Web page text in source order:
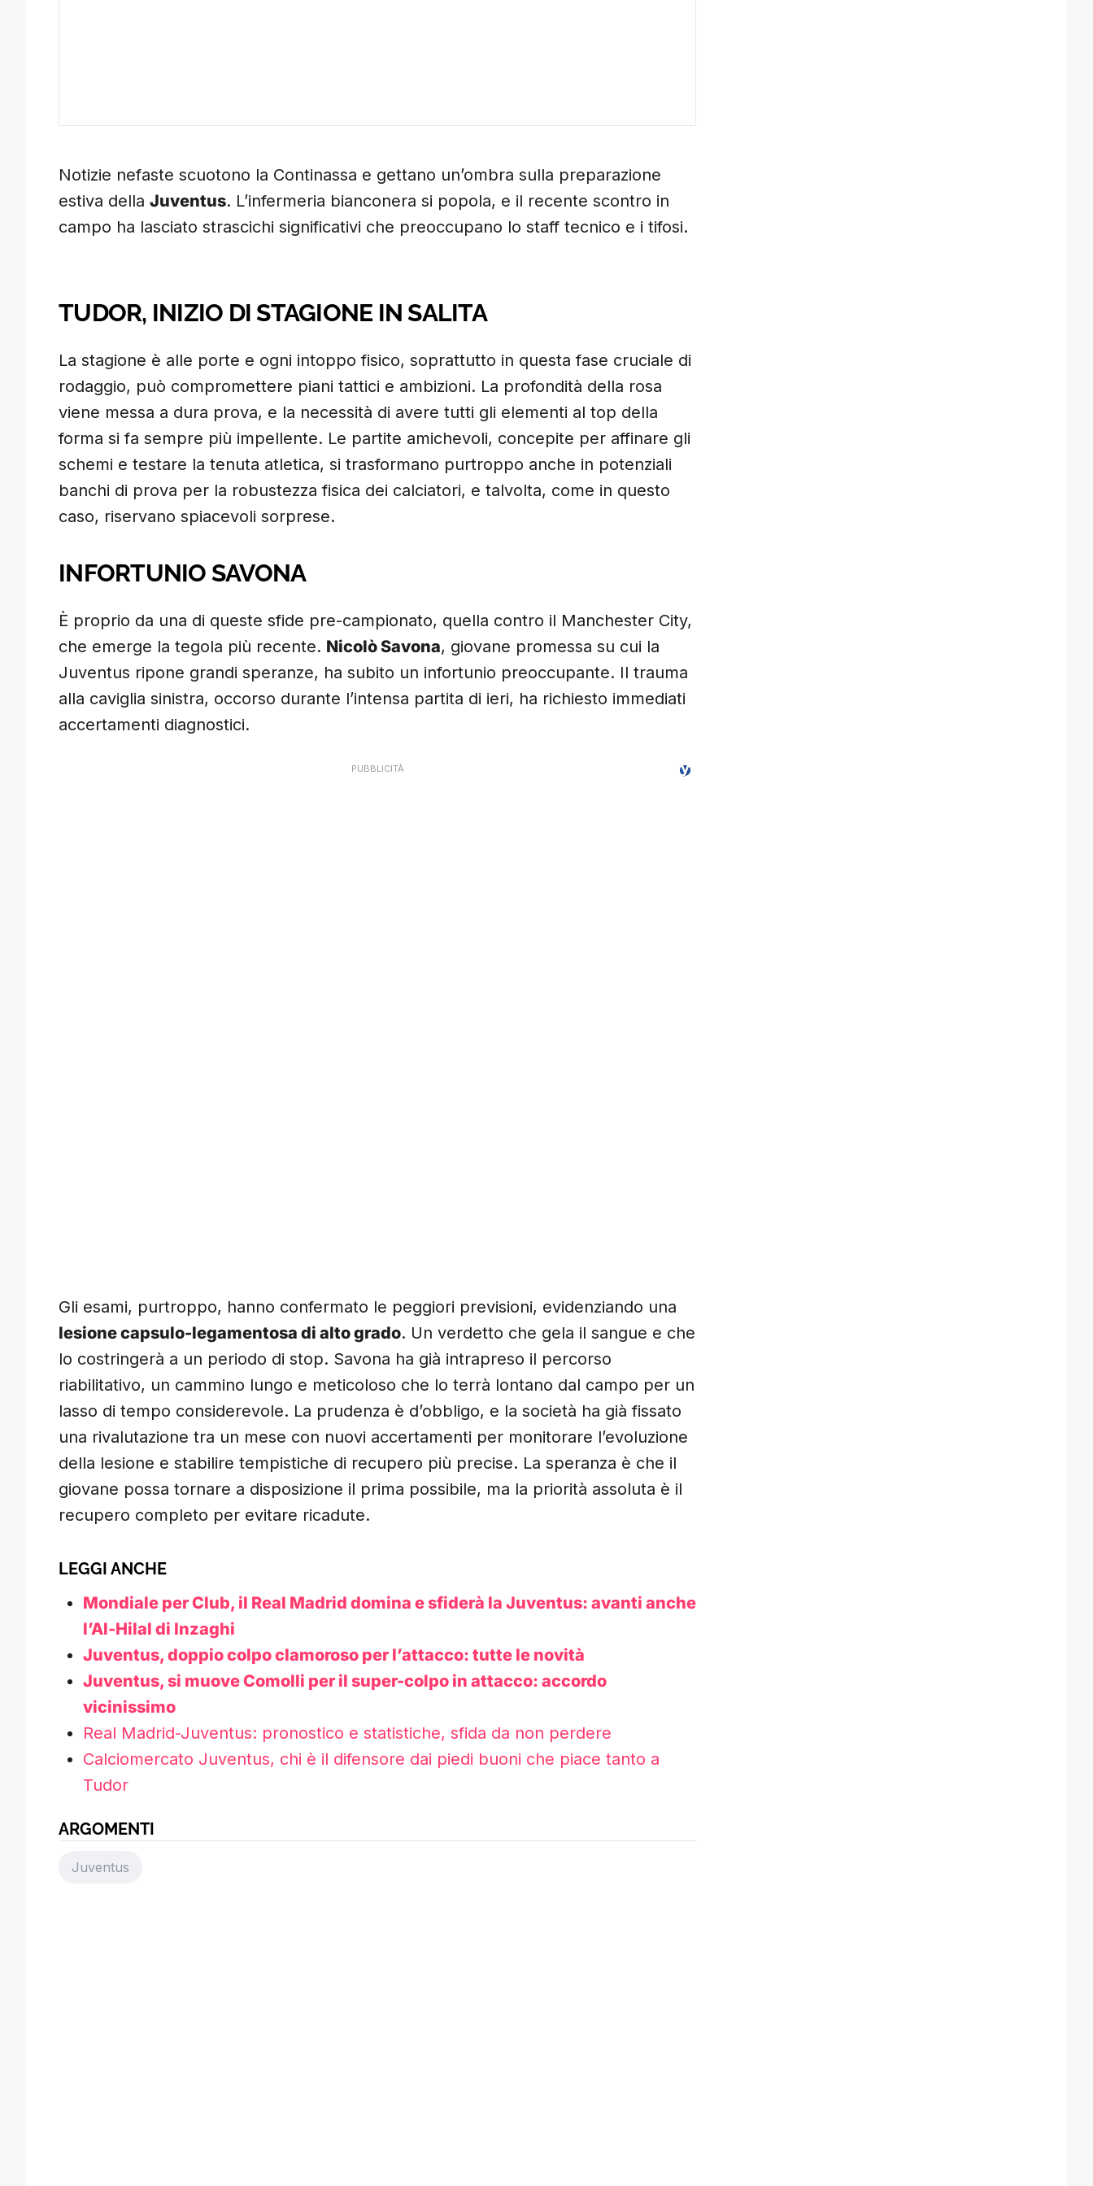
Notizie nefaste scuotono la Continassa e gettano un’ombra sulla preparazione
estiva della Juventus. L’infermeria bianconera si popola, e il recente scontro in
campo ha lasciato strascichi significativi che preoccupano lo staff tecnico e i tifosi.
TUDOR, INIZIO DI STAGIONE IN SALITA
La stagione è alle porte e ogni intoppo fisico, soprattutto in questa fase cruciale di
rodaggio, può compromettere piani tattici e ambizioni. La profondità della rosa
viene messa a dura prova, e la necessità di avere tutti gli elementi al top della
forma si fa sempre più impellente. Le partite amichevoli, concepite per affinare gli
schemi e testare la tenuta atletica, si trasformano purtroppo anche in potenziali
banchi di prova per la robustezza fisica dei calciatori, e talvolta, come in questo
caso, riservano spiacevoli sorprese.
INFORTUNIO SAVONA
È proprio da una di queste sfide pre-campionato, quella contro il Manchester City,
che emerge la tegola più recente. Nicolò Savona, giovane promessa su cui la
Juventus ripone grandi speranze, ha subito un infortunio preoccupante. Il trauma
alla caviglia sinistra, occorso durante l’intensa partita di ieri, ha richiesto immediati
accertamenti diagnostici.
Gli esami, purtroppo, hanno confermato le peggiori previsioni, evidenziando una
lesione capsulo-legamentosa di alto grado. Un verdetto che gela il sangue e che
lo costringerà a un periodo di stop. Savona ha già intrapreso il percorso
riabilitativo, un cammino lungo e meticoloso che lo terrà lontano dal campo per un
lasso di tempo considerevole. La prudenza è d’obbligo, e la società ha già fissato
una rivalutazione tra un mese con nuovi accertamenti per monitorare l’evoluzione
della lesione e stabilire tempistiche di recupero più precise. La speranza è che il
giovane possa tornare a disposizione il prima possibile, ma la priorità assoluta è il
recupero completo per evitare ricadute.
LEGGI ANCHE
Mondiale per Club, il Real Madrid domina e sfiderà la Juventus: avanti anche
l’Al-Hilal di Inzaghi
Juventus, doppio colpo clamoroso per l’attacco: tutte le novità
Juventus, si muove Comolli per il super-colpo in attacco: accordo
vicinissimo
Real Madrid-Juventus: pronostico e statistiche, sfida da non perdere
Calciomercato Juventus, chi è il difensore dai piedi buoni che piace tanto a
Tudor
ARGOMENTI
Juventus